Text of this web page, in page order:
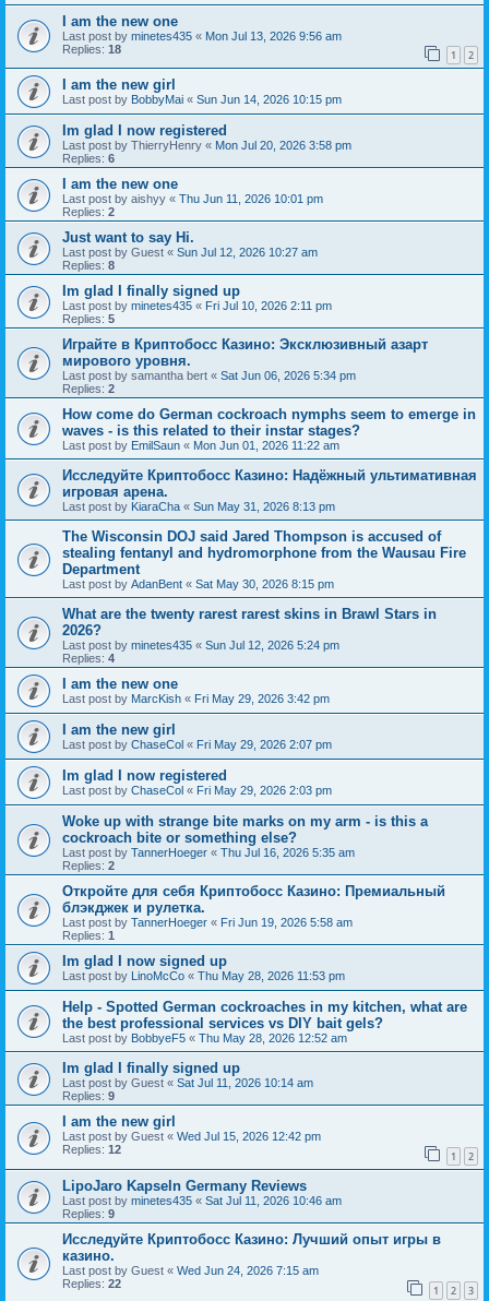
I am the new one
Last post by minetes435 « Mon Jul 13, 2026 9:56 am
Replies: 18 1 2
I am the new girl
Last post by BobbyMai « Sun Jun 14, 2026 10:15 pm
Im glad I now registered
Last post by ThierryHenry « Mon Jul 20, 2026 3:58 pm
Replies: 6
I am the new one
Last post by aishyy « Thu Jun 11, 2026 10:01 pm
Replies: 2
Just want to say Hi.
Last post by Guest « Sun Jul 12, 2026 10:27 am
Replies: 8
Im glad I finally signed up
Last post by minetes435 « Fri Jul 10, 2026 2:11 pm
Replies: 5
Играйте в Криптобосс Казино: Эксклюзивный азарт
мирового уровня.
Last post by samantha bert « Sat Jun 06, 2026 5:34 pm
Replies: 2
How come do German cockroach nymphs seem to emerge in
waves - is this related to their instar stages?
Last post by EmilSaun « Mon Jun 01, 2026 11:22 am
Исследуйте Криптобосс Казино: Надёжный ультимативная
игровая арена.
Last post by KiaraCha « Sun May 31, 2026 8:13 pm
The Wisconsin DOJ said Jared Thompson is accused of
stealing fentanyl and hydromorphone from the Wausau Fire
Department
Last post by AdanBent « Sat May 30, 2026 8:15 pm
What are the twenty rarest rarest skins in Brawl Stars in
2026?
Last post by minetes435 « Sun Jul 12, 2026 5:24 pm
Replies: 4
I am the new one
Last post by MarcKish « Fri May 29, 2026 3:42 pm
I am the new girl
Last post by ChaseCol « Fri May 29, 2026 2:07 pm
Im glad I now registered
Last post by ChaseCol « Fri May 29, 2026 2:03 pm
Woke up with strange bite marks on my arm - is this a
cockroach bite or something else?
Last post by TannerHoeger « Thu Jul 16, 2026 5:35 am
Replies: 2
Откройте для себя Криптобосс Казино: Премиальный
блэкджек и рулетка.
Last post by TannerHoeger « Fri Jun 19, 2026 5:58 am
Replies: 1
Im glad I now signed up
Last post by LinoMcCo « Thu May 28, 2026 11:53 pm
Help - Spotted German cockroaches in my kitchen, what are
the best professional services vs DIY bait gels?
Last post by BobbyeF5 « Thu May 28, 2026 12:52 am
Im glad I finally signed up
Last post by Guest « Sat Jul 11, 2026 10:14 am
Replies: 9
I am the new girl
Last post by Guest « Wed Jul 15, 2026 12:42 pm
Replies: 12 1 2
LipoJaro Kapseln Germany Reviews
Last post by minetes435 « Sat Jul 11, 2026 10:46 am
Replies: 9
Исследуйте Криптобосс Казино: Лучший опыт игры в
казино.
Last post by Guest « Wed Jun 24, 2026 7:15 am
Replies: 22 1 2 3